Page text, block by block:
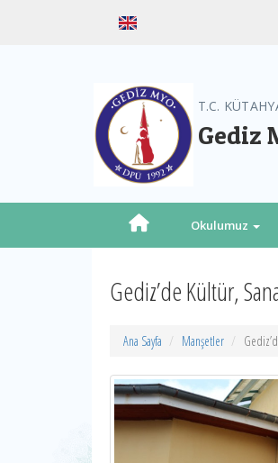
T.C.
Gediz
Okulumuz
Gediz’de Kültür,
Ana Sayfa Manşetler